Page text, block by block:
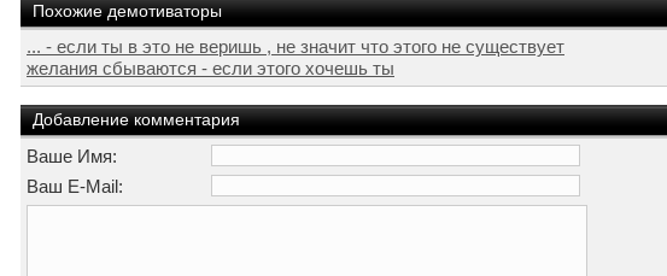
Похожие демотиваторы
... - если ты в это не веришь , не значит что этого не существует
желания сбываются - если этого хочешь ты
Добавление комментария
Ваше Имя:
Ваш E-Mail: